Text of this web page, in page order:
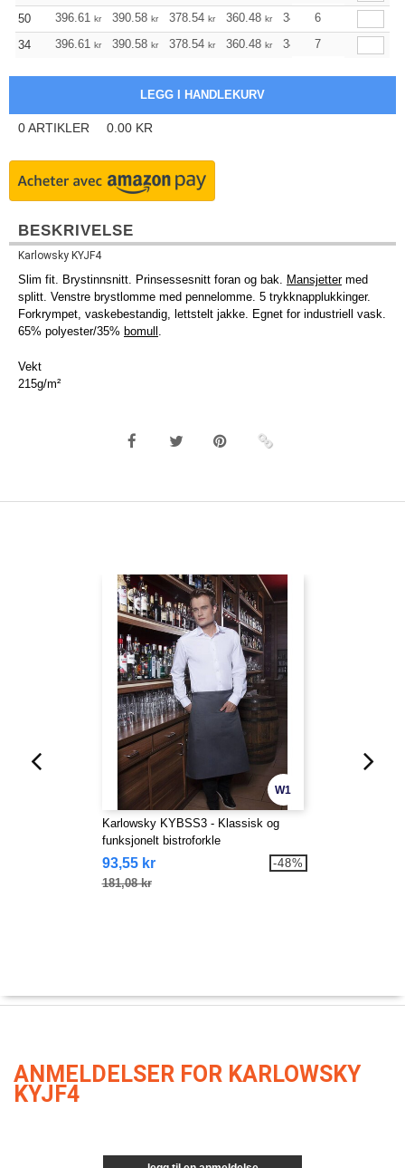
50
396.61 kr 390.58 kr 378.54 kr 360.48 kr 342.536
34
396.61 kr 390.58 kr 378.54 kr 360.48 kr 342.537
0ARTIKLER 0.00 KR
BESKRIVELSE
Karlowsky KYJF4
Slim fit. Brystinnsnitt. Prinsessesnitt foran og bak. Mansjettermed
splitt. Venstre brystlomme med pennelomme. 5 trykknapplukkinger.
Forkrympet, vaskebestandig, lettstelt jakke. Egnet for industriell vask.
65% polyester/35% bomull .
Vekt
215g/m²
W1
Karlowsky KYBSS3 - Klassisk og
funksjonelt bistroforkle
93,55 kr
181,08 kr
-48%
ANMELDELSER FOR KARLOWSKY
KYJF4